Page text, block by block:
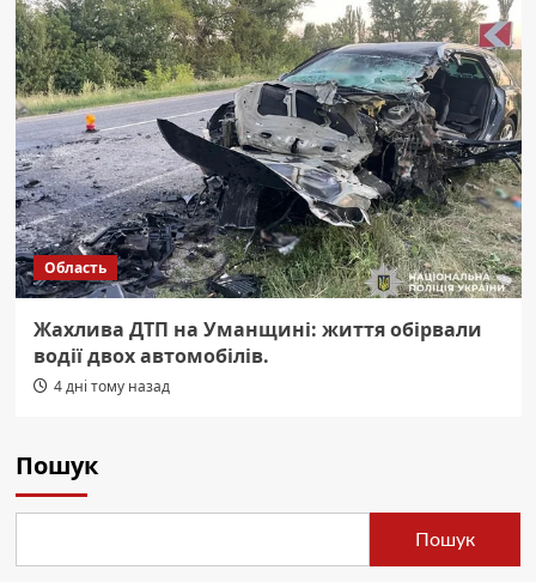
Область
Жахлива ДТП на Уманщині: життя обірвали
водії двох автомобілів.
4 дні тому назад
Пошук
Пошук